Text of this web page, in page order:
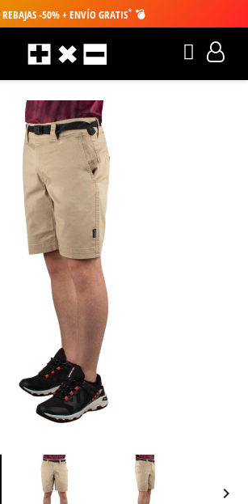
REBAJAS -50% + ENVÍO GRATIS* 💣
